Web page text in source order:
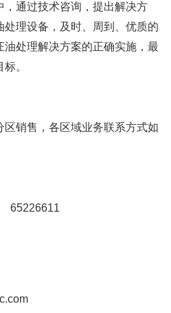
，通过技术咨询，提出解决方
理设备，及时、周到、优质的
处理解决方案的正确实施，最
。
销售，各区域业务联系方式如
65226611